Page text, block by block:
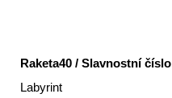
Raketa40 / Slavnostní číslo
Labyrint